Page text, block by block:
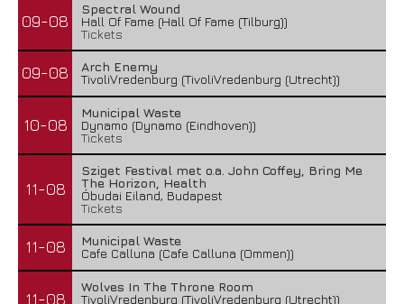
09-08
Spectral Wound
Hall Of Fame (Hall Of Fame (Tilburg))
Tickets
09-08
Arch Enemy
TivoliVredenburg (TivoliVredenburg (Utrecht))
10-08
Municipal Waste
Dynamo (Dynamo (Eindhoven))
Tickets
11-08
Sziget Festival met o.a. John Coffey, Bring Me
The Horizon, Health
Óbudai Eiland, Budapest
Tickets
11-08
Municipal Waste
Cafe Calluna (Cafe Calluna (Ommen))
11-08
Wolves In The Throne Room
TivoliVredenburg (TivoliVredenburg (Utrecht))